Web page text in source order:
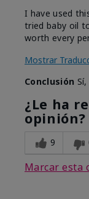
I have used
tried baby oil
worth every
Mostrar
Conclusión
¿Le ha
opinión?
9
Marcar esta